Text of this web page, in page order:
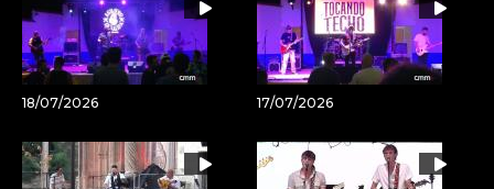
18/07/2026 17/07/2026